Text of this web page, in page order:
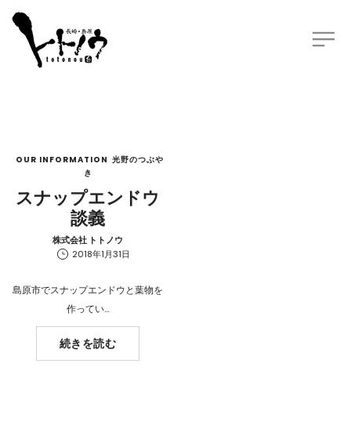
OUR INFORMATION 光野のつぶや
き
スナップエンドウ
談義
by
株式会社 トトノウ
2018年1月31日
島原市でスナップエンドウと葉物を
作ってい…
続きを読む